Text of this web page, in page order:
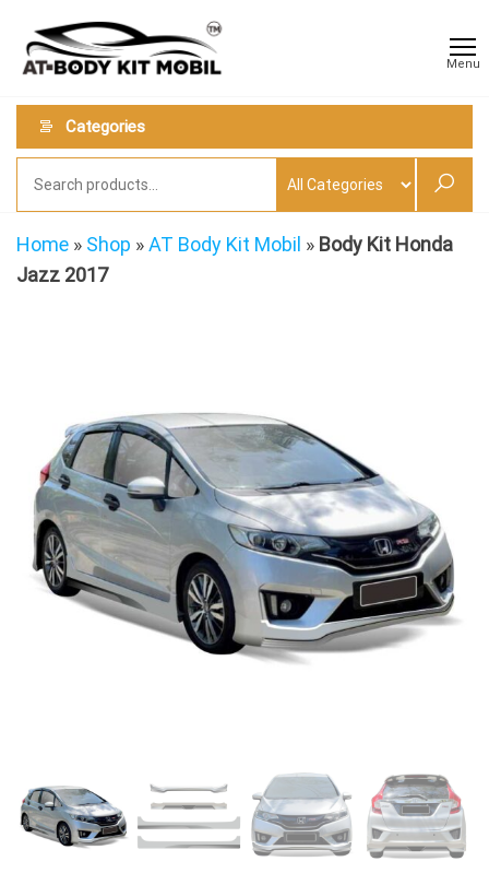
the
content
Kit
Mobil
Menu
Categories
Home » Shop »AT Body Kit Mobil » Body Kit Honda
Jazz 2017